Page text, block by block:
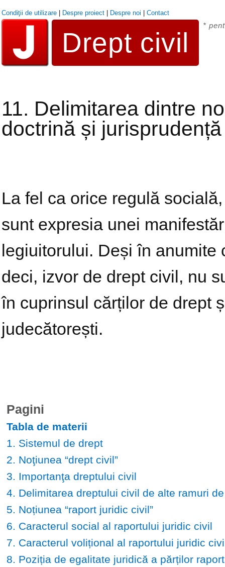
Condiţii de utilizare| Despre proiect| Despre noi Contact
Drept civil
*
11. Delimitarea dintre
doctrină și jurisprudență
La fel ca orice regulă
sunt expresia unei
legiuitorului. Deși în anumite
deci, izvor de drept civil, nu
în cuprinsul cărților de drept
judecătorești.
Pagini
Tabla de materii
1. Sistemul de drept
2. Noţiunea “drept civil”
3. Importanţa dreptului civil
4. Delimitarea dreptului civil de alte ramuri
5. Noțiunea “raport juridic civil”
6. Caracterul social al raportului juridic civil
7. Caracterul volițional al raportului juridic
8. Poziția de egalitate juridică a părților